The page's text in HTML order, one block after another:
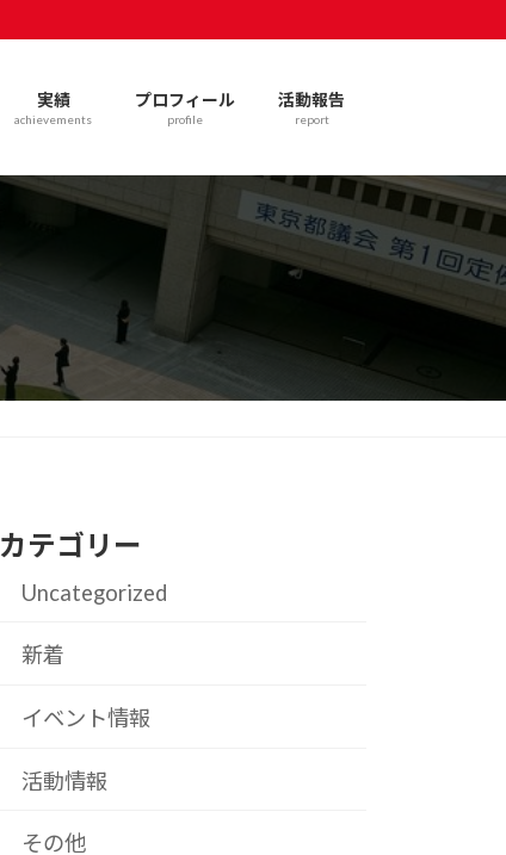
実績
achievements
プロフィール
profile
活動報告
report
カテゴリー
Uncategorized
新着
イベント情報
活動情報
その他